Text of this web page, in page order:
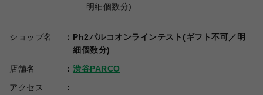
ショップ名
Ph2パルコオンラインテスト(ギフト不可／明
細個数分)
店舗名
渋谷PARCO
アクセス